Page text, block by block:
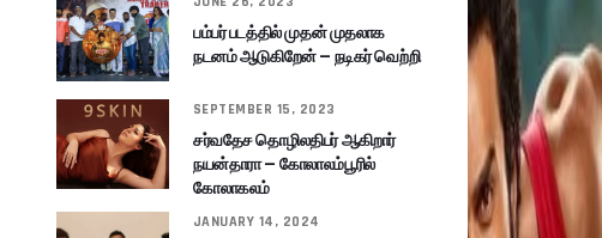
பம்பர் படத்தில் முதன் முதலாக
நடனம் ஆடுகிறேன் – நடிகர் வெற்றி
SEPTEMBER 15, 2023
சர்வதேச தொழிலதிபர் ஆகிறார்
நயன்தாரா – கோலாலம்பூரில்
கோலாகலம்
JANUARY 14, 2024